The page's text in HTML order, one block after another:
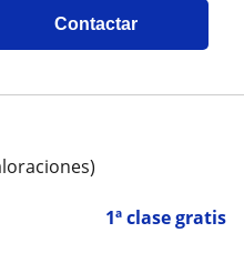
Contactar
1ª clase gratis